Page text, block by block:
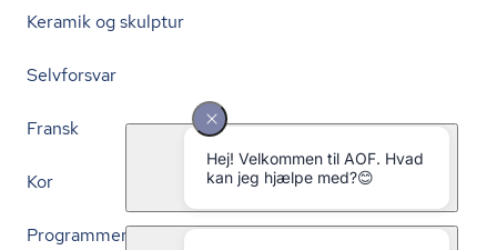
Keramik og skulptur
Selvforsvar
Fransk
Kor
Programmering